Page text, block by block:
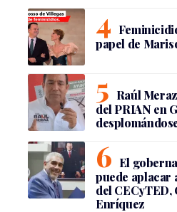
papel de
Raúl
del PRIAN en
El
puede aplacar
del CECyTED,
Enríquez